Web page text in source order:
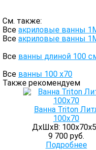
См. также:
Все акриловые ванны
Все акриловые ванны
Все ванны длиной 100
Все ванны 100 х70
Также рекомендуем
Ванна Triton
100х70
ДхШхВ:
9 700 руб.
Подробнее